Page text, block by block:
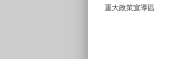
重大政策宣導區